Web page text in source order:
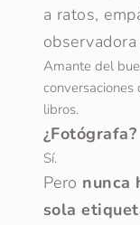
a ratos,
Amante del
libros.
¿Fotógrafa?
Sí.
Pero nunca
sola